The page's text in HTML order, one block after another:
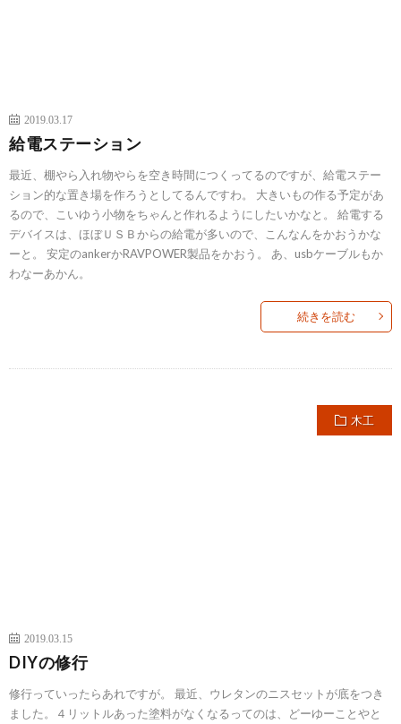
2019.03.17
給電ステーション
最近、棚やら入れ物やらを空き時間につくってるのですが、給電ステー
ション的な置き場を作ろうとしてるんですわ。 大きいもの作る予定があ
るので、こいゆう小物をちゃんと作れるようにしたいかなと。 給電する
デバイスは、ほぼＵＳＢからの給電が多いので、こんなんをかおうかな
ーと。 安定のankerかRAVPOWER製品をかおう。 あ、usbケーブルもか
わなーあかん。
続きを読む
木工
2019.03.15
DIYの修行
修行っていったらあれですが。 最近、ウレタンのニスセットが底をつき
ました。４リットルあった塗料がなくなるってのは、どーゆーことやと